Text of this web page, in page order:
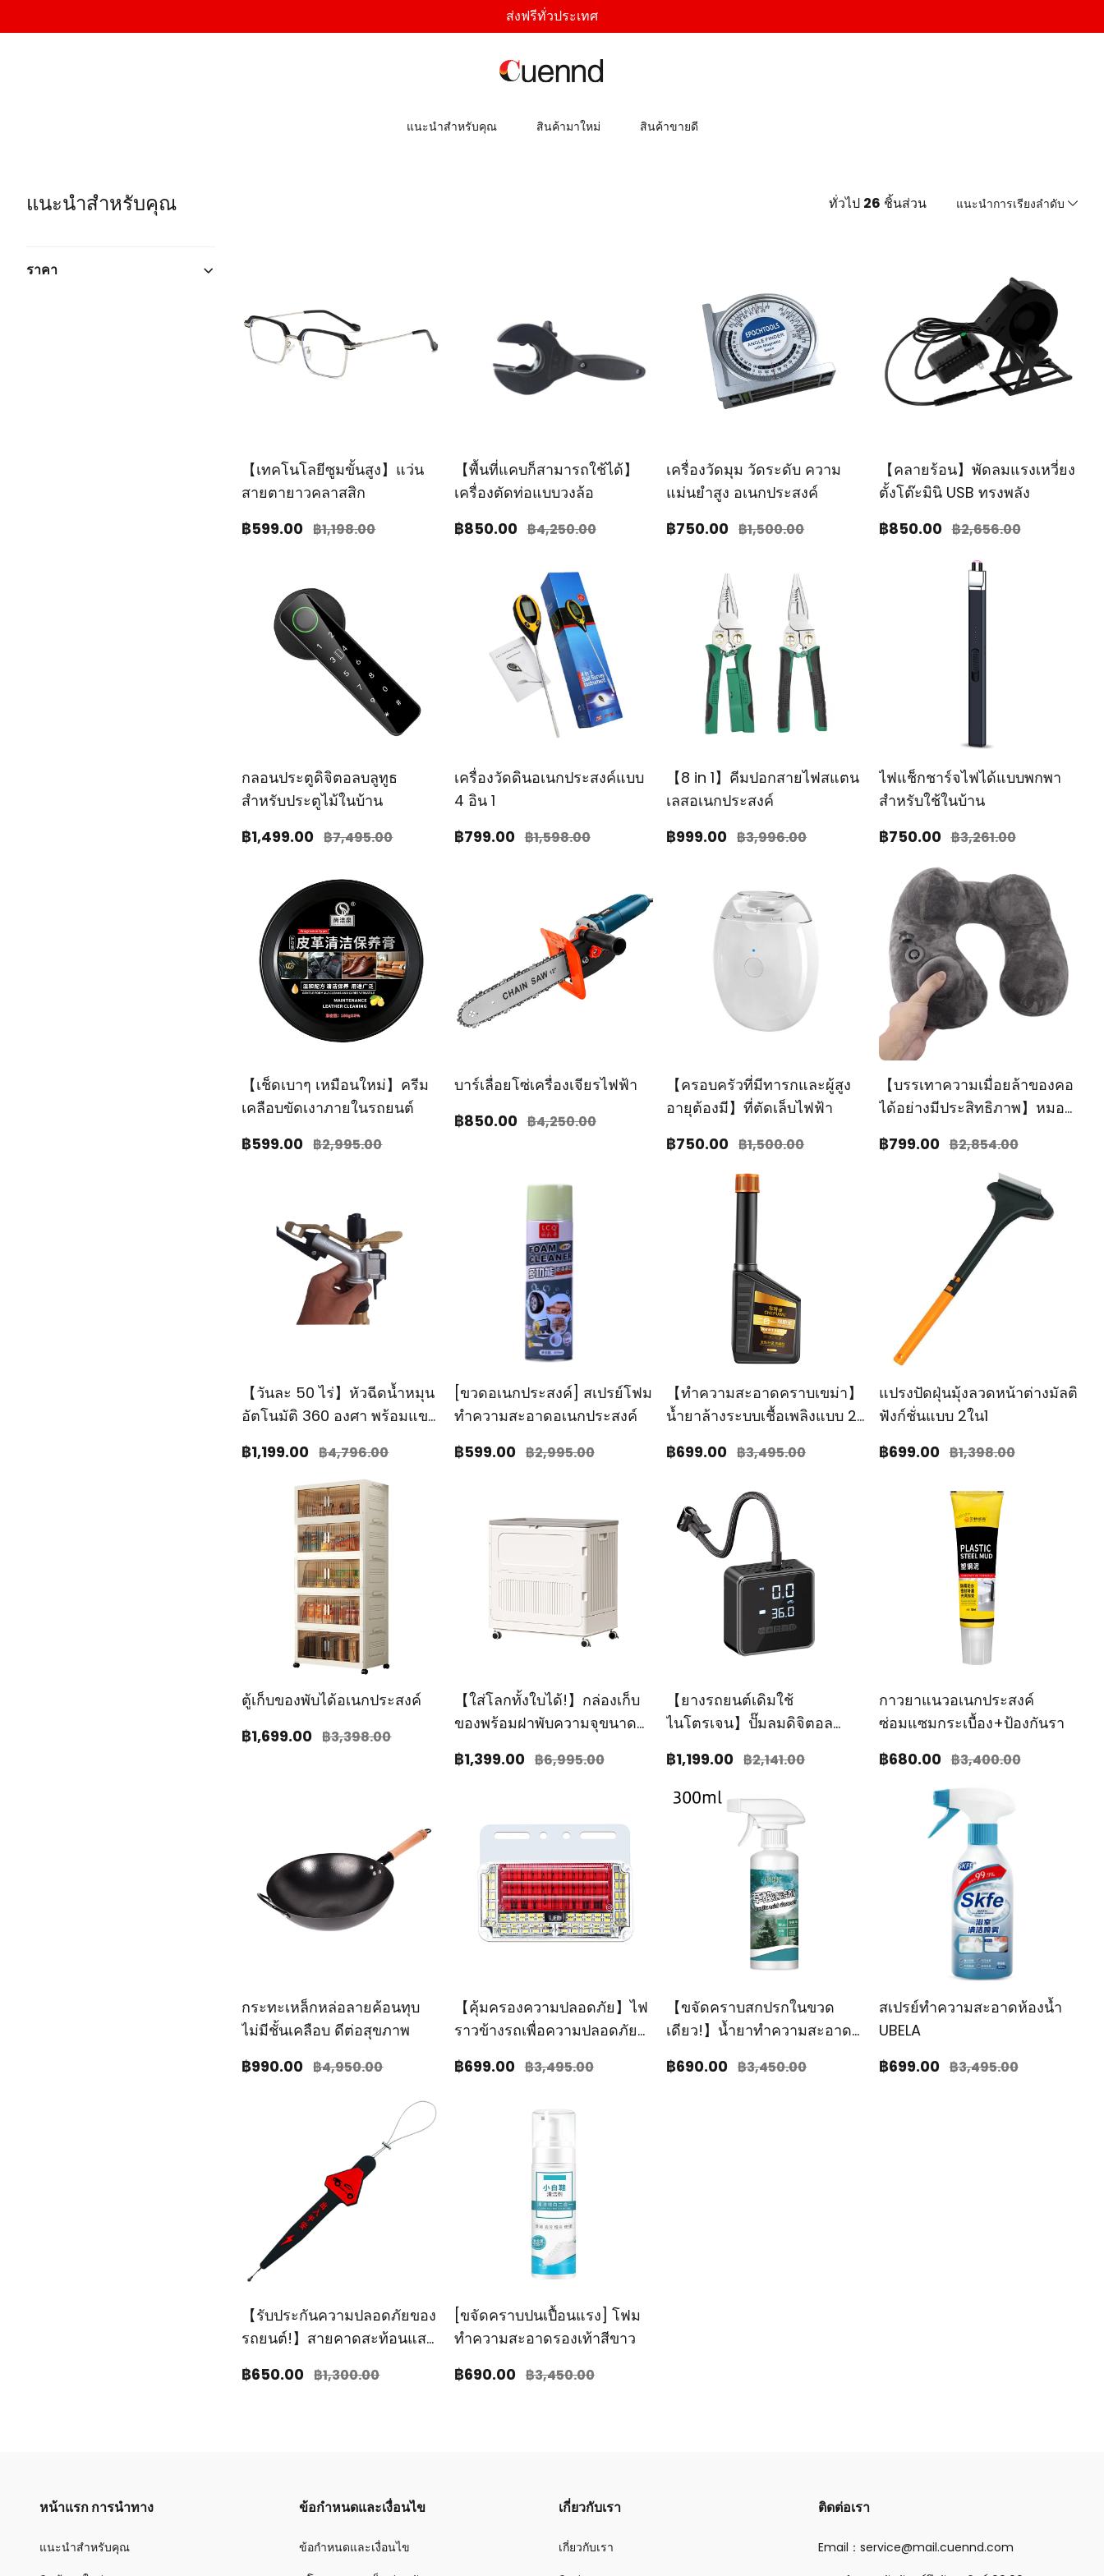
ส่งฟรีทั่วประเทศ
แนะนำสำหรับคุณ สินค้ามาใหม่ สินค้าขายดี
แนะนำสำหรับคุณ ทั่วไป 26 ชิ้นส่วน แนะนำการเรียงลำดับ
เรียงตามราคาจากต่ำไปสูง
เรียงตามราคาจากสูงไปต่ำ
จากใหม่ไปเก่า
จากเก่าไปใหม่
ราคา
【เทคโนโลยีซูมขั้นสูง】แว่น
สายตายาวคลาสสิก
฿599.00 ฿1,198.00
【พื้นที่แคบก็สามารถใช้ได้】
เครื่องตัดท่อแบบวงล้อ
฿850.00 ฿4,250.00
เครื่องวัดมุม วัดระดับ ความ
แม่นยำสูง อเนกประสงค์
฿750.00 ฿1,500.00
【คลายร้อน】พัดลมแรงเหวี่ยง
ตั้งโต๊ะมินิ USB ทรงพลัง
฿850.00 ฿2,656.00
กลอนประตูดิจิตอลบลูทูธ
สำหรับประตูไม้ในบ้าน
฿1,499.00 ฿7,495.00
เครื่องวัดดินอเนกประสงค์แบบ
4 อิน 1
฿799.00 ฿1,598.00
【8 in 1】คีมปอกสายไฟสแตน
เลสอเนกประสงค์
฿999.00 ฿3,996.00
ไฟแช็กชาร์จไฟได้แบบพกพา
สำหรับใช้ในบ้าน
฿750.00 ฿3,261.00
【เช็ดเบาๆ เหมือนใหม่】ครีม
เคลือบขัดเงาภายในรถยนต์
฿599.00 ฿2,995.00
บาร์เลื่อยโซ่เครื่องเจียรไฟฟ้า
฿850.00 ฿4,250.00
【ครอบครัวที่มีทารกและผู้สูง
อายุต้องมี】ที่ตัดเล็บไฟฟ้า
฿750.00 ฿1,500.00
【บรรเทาความเมื่อยล้าของคอ
ได้อย่างมีประสิทธิภาพ】หมอน
฿799.00 ฿2,854.00
【วันละ 50 ไร่】หัวฉีดน้ำหมุน
อัตโนมัติ 360 องศา พร้อมแขน
฿1,199.00 ฿4,796.00
[ขวดอเนกประสงค์] สเปรย์โฟม
ทําความสะอาดอเนกประสงค์
฿599.00 ฿2,995.00
【ทำความสะอาดคราบเขม่า】
น้ำยาล้างระบบเชื้อเพลิงแบบ 2
฿699.00 ฿3,495.00
แปรงปัดฝุ่นมุ้งลวดหน้าต่างมัลติ
ฟังก์ชั่นแบบ 2ใน1
฿699.00 ฿1,398.00
ตู้เก็บของพับได้อเนกประสงค์
฿1,699.00 ฿3,398.00
【ใส่โลกทั้งใบได้!】กล่องเก็บ
ของพร้อมฝาพับความจุขนาด
฿1,399.00 ฿6,995.00
【ยางรถยนต์เดิมใช้
ไนโตรเจน】ปั๊มลมดิจิตอล
฿1,199.00 ฿2,141.00
กาวยาแนวอเนกประสงค์
ซ่อมแซมกระเบื้อง+ป้องกันรา
฿680.00 ฿3,400.00
กระทะเหล็กหล่อลายค้อนทุบ
ไม่มีชั้นเคลือบ ดีต่อสุขภาพ
฿990.00 ฿4,950.00
【คุ้มครองความปลอดภัย】ไฟ
ราวข้างรถเพื่อความปลอดภัย
฿699.00 ฿3,495.00
【ขจัดคราบสกปรกในขวด
เดียว!】น้ำยาทำความสะอาด
฿690.00 ฿3,450.00
สเปรย์ทำความสะอาดห้องน้ำ
UBELA
฿699.00 ฿3,495.00
【รับประกันความปลอดภัยของ
รถยนต์!】สายคาดสะท้อนแสง
฿650.00 ฿1,300.00
[ขจัดคราบปนเปื้อนแรง] โฟม
ทําความสะอาดรองเท้าสีขาว
฿690.00 ฿3,450.00
หน้าแรก การนำทาง
แนะนำสำหรับคุณ
ข้อกำหนดและเงื่อนไข
ข้อกำหนดและเงื่อนไข
เกี่ยวกับเรา
เกี่ยวกับเรา
ติดต่อเรา
Email：service@mail.cuennd.com